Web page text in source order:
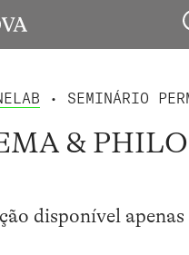
• SEMINÁRIO
&
disponível apenas